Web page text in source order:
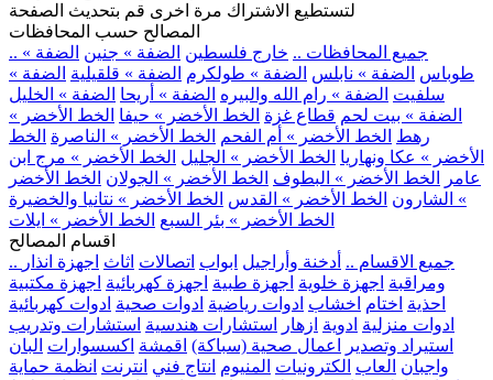
لتستطيع الاشتراك مرة اخرى قم بتحديث الصفحة
المصالح حسب المحافظات
.. جميع المحافظات .. خارج فلسطين الضفة » جنين الضفة »
طوباس الضفة » نابلس الضفة » طولكرم الضفة » قلقيلية الضفة »
سلفيت الضفة » رام الله والبيره الضفة » أريحا الضفة » الخليل
الضفة » بيت لحم قطاع غزة الخط الأخضر » حيفا الخط الأخضر »
رهط الخط الأخضر » أم الفحم الخط الأخضر » الناصرة الخط
الأخضر » عكا ونهاريا الخط الأخضر » الجليل الخط الأخضر » مرج ابن
عامر
الخط الأخضر » البطوف الخط الأخضر » الجولان الخط الأخضر
» الشارون الخط الأخضر » القدس الخط الأخضر » نتانيا والخضيرة
الخط الأخضر » بئر السبع الخط الأخضر » ايلات
اقسام المصالح
.. جميع الاقسام .. أدخنة وأراجيل ابواب اتصالات اثاث اجهزة انذار
ومراقبة اجهزة خلوية اجهزة طبية اجهزة كهربائية اجهزة مكتبية
احذية اختام اخشاب ادوات رياضية ادوات صحية ادوات كهربائية
ادوات منزلية ادوية ازهار استشارات هندسية استشارات وتدريب
استيراد وتصدير
اعمال صحية (سباكة) اقمشة اكسسوارات البان
واجبان العاب الكترونيات المنيوم انتاج فني انترنت انظمة حماية